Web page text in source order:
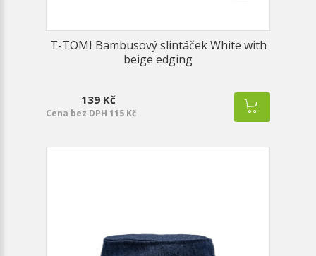
T-TOMI Bambusový slintáček White with
beige edging
139 Kč
Cena bez DPH 115 Kč